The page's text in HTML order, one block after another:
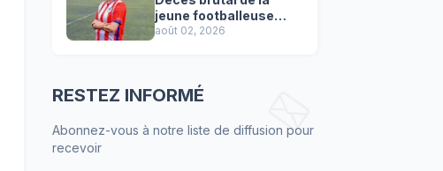
jeune footballeuse
Faten Ben Amar El
août 02, 2026
RESTEZ INFORMÉ
Abonnez-vous à notre liste de diffusion pour
recevoir